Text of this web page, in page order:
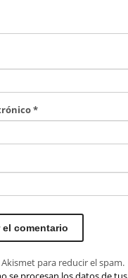
*
para reducir el spam.